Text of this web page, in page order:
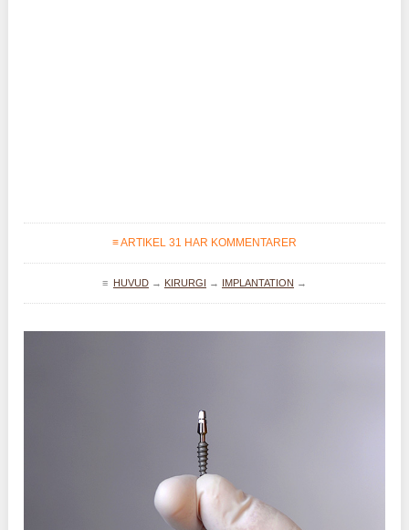
≡ ARTIKEL 31 HAR KOMMENTARER
≡ HUVUD→ KIRURGI → IMPLANTATION →